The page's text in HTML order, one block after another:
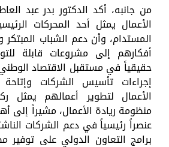
من جانبه، أكد الدكتور بدر عبد
الأعمال يمثل أحد المحركات
المستدام، وأن دعم الشباب
أفكارهم إلى مشروعات قابلة
حقيقياً في مستقبل الاقتصاد
إجراءات تأسيس الشركات
الأعمال لتطوير أعمالهم يمثل
منظومة ريادة الأعمال، مشيراً إلى
عنصراً رئيسياً في دعم الشركات
برامج التعاون الدولي على توفير